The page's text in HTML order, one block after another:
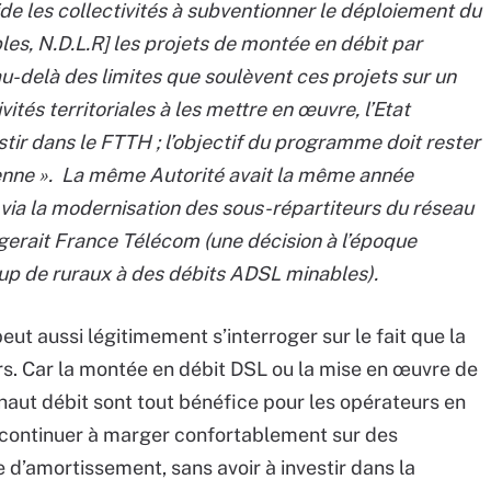
les collectivités à subventionner le déploiement du
N.D.L.R] les projets de montée en débit par
delà des limites que soulèvent ces projets sur un
territoriales à les mettre en œuvre, l’Etat
dans le FTTH ; l’objectif du programme doit rester
». La même Autorité avait la même année
la modernisation des sous-répartiteurs du réseau
France Télécom (une décision à l’époque
de ruraux à des débits ADSL minables).
aussi légitimement s’interroger sur le fait que la
Car la montée en débit DSL ou la mise en œuvre de
débit sont tout bénéfice pour les opérateurs en
à marger confortablement sur des
sans avoir à investir dans la